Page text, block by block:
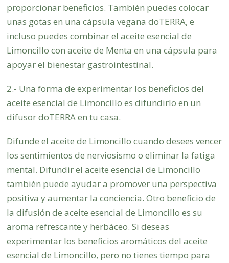
proporcionar beneficios. También puedes colocar
unas gotas en una cápsula vegana doTERRA, e
incluso puedes combinar el aceite esencial de
Limoncillo con aceite de Menta en una cápsula para
apoyar el bienestar gastrointestinal.
2.- Una forma de experimentar los beneficios del
aceite esencial de Limoncillo es difundirlo en un
difusor doTERRA en tu casa.
Difunde el aceite de Limoncillo cuando desees vencer
los sentimientos de nerviosismo o eliminar la fatiga
mental. Difundir el aceite esencial de Limoncillo
también puede ayudar a promover una perspectiva
positiva y aumentar la conciencia. Otro beneficio de
la difusión de aceite esencial de Limoncillo es su
aroma refrescante y herbáceo. Si deseas
experimentar los beneficios aromáticos del aceite
esencial de Limoncillo, pero no tienes tiempo para